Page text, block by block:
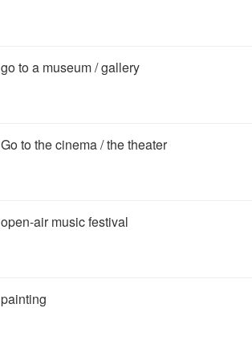
go to a museum / gallery
Go to the cinema / the theater
open-air music festival
painting